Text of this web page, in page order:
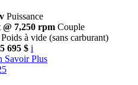
Puissance
@ 7,250 rpm Couple
Poids à vide (sans carburant)
695 $ i
Savoir Plus